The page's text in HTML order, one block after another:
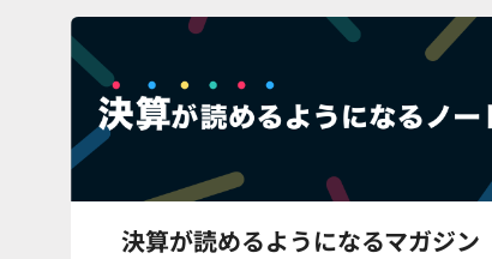
決算が読めるようになるマガジン